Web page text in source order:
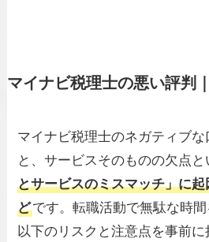
マイナビ税理士の悪い評判
マイナビ税理士のネガティブ
と、サービスそのものの欠点
とサービスのミスマッチ」に
どです。転職活動で無駄な時間
以下のリスクと注意点を事前に